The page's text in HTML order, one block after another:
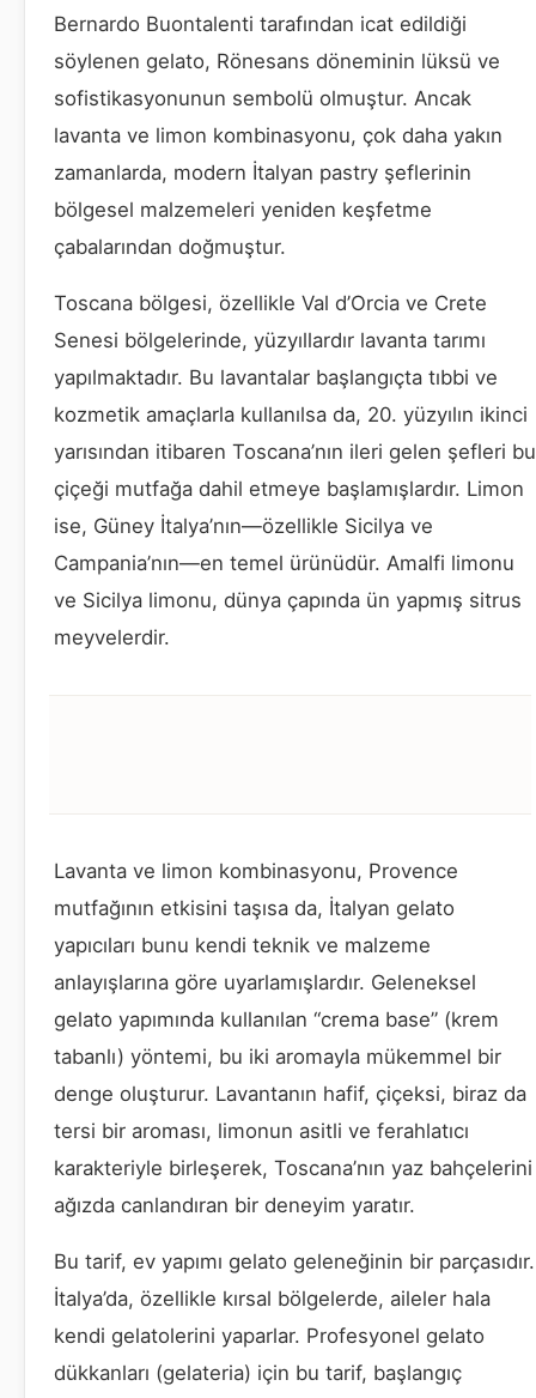
Bernardo Buontalenti tarafından icat edildiği
söylenen gelato, Rönesans döneminin lüksü ve
sofistikasyonunun sembolü olmuştur. Ancak
lavanta ve limon kombinasyonu, çok daha yakın
zamanlarda, modern İtalyan pastry şeflerinin
bölgesel malzemeleri yeniden keşfetme
çabalarından doğmuştur.
Toscana bölgesi, özellikle Val d’Orcia ve Crete
Senesi bölgelerinde, yüzyıllardır lavanta tarımı
yapılmaktadır. Bu lavantalar başlangıçta tıbbi ve
kozmetik amaçlarla kullanılsa da, 20. yüzyılın ikinci
yarısından itibaren Toscana’nın ileri gelen şefleri bu
çiçeği mutfağa dahil etmeye başlamışlardır. Limon
ise, Güney İtalya’nın—özellikle Sicilya ve
Campania’nın—en temel ürünüdür. Amalfi limonu
ve Sicilya limonu, dünya çapında ün yapmış sitrus
meyvelerdir.
Lavanta ve limon kombinasyonu, Provence
mutfağının etkisini taşısa da, İtalyan gelato
yapıcıları bunu kendi teknik ve malzeme
anlayışlarına göre uyarlamışlardır. Geleneksel
gelato yapımında kullanılan “crema base” (krem
tabanlı) yöntemi, bu iki aromayla mükemmel bir
denge oluşturur. Lavantanın hafif, çiçeksi, biraz da
tersi bir aroması, limonun asitli ve ferahlatıcı
karakteriyle birleşerek, Toscana’nın yaz bahçelerini
ağızda canlandıran bir deneyim yaratır.
Bu tarif, ev yapımı gelato geleneğinin bir parçasıdır.
İtalya’da, özellikle kırsal bölgelerde, aileler hala
kendi gelatolerini yaparlar. Profesyonel gelato
dükkanları (gelateria) için bu tarif, başlangıç